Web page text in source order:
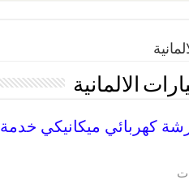
الالمانية
السيارات الالمانية 99009551 ورشة كهربائي ميكانيكي خدمة